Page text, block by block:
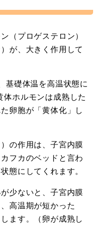
（プロゲステロン）
が、大きく作用して
基礎体温を高温状態に
体ホルモンは成熟した
卵胞が「黄体化」し
の作用は、子宮内膜
フカのベッドと言わ
態にしてくれます。
少ないと、子宮内膜
高温期が短かった
ます。（卵が成熟し